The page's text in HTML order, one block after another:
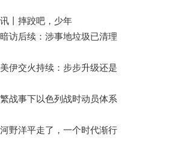
丨 摔跤吧，少年
访后续：涉事地垃圾已清理
美伊交火持续：步步升级还是
战事下以色列战时动员体系
野洋平走了，一个时代渐行